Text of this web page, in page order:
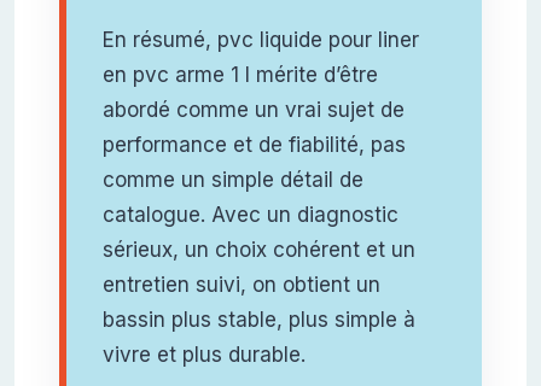
En résumé, pvc liquide pour liner
en pvc arme 1 l mérite d’être
abordé comme un vrai sujet de
performance et de fiabilité, pas
comme un simple détail de
catalogue. Avec un diagnostic
sérieux, un choix cohérent et un
entretien suivi, on obtient un
bassin plus stable, plus simple à
vivre et plus durable.